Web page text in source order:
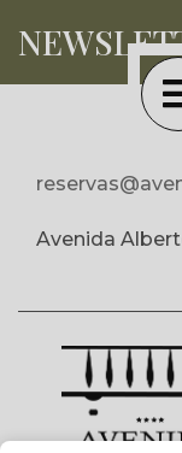
Avenida